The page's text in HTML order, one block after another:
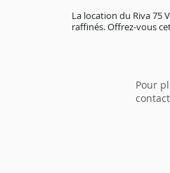
La location du Riva 75
raffinés. Offrez-vous
Pour